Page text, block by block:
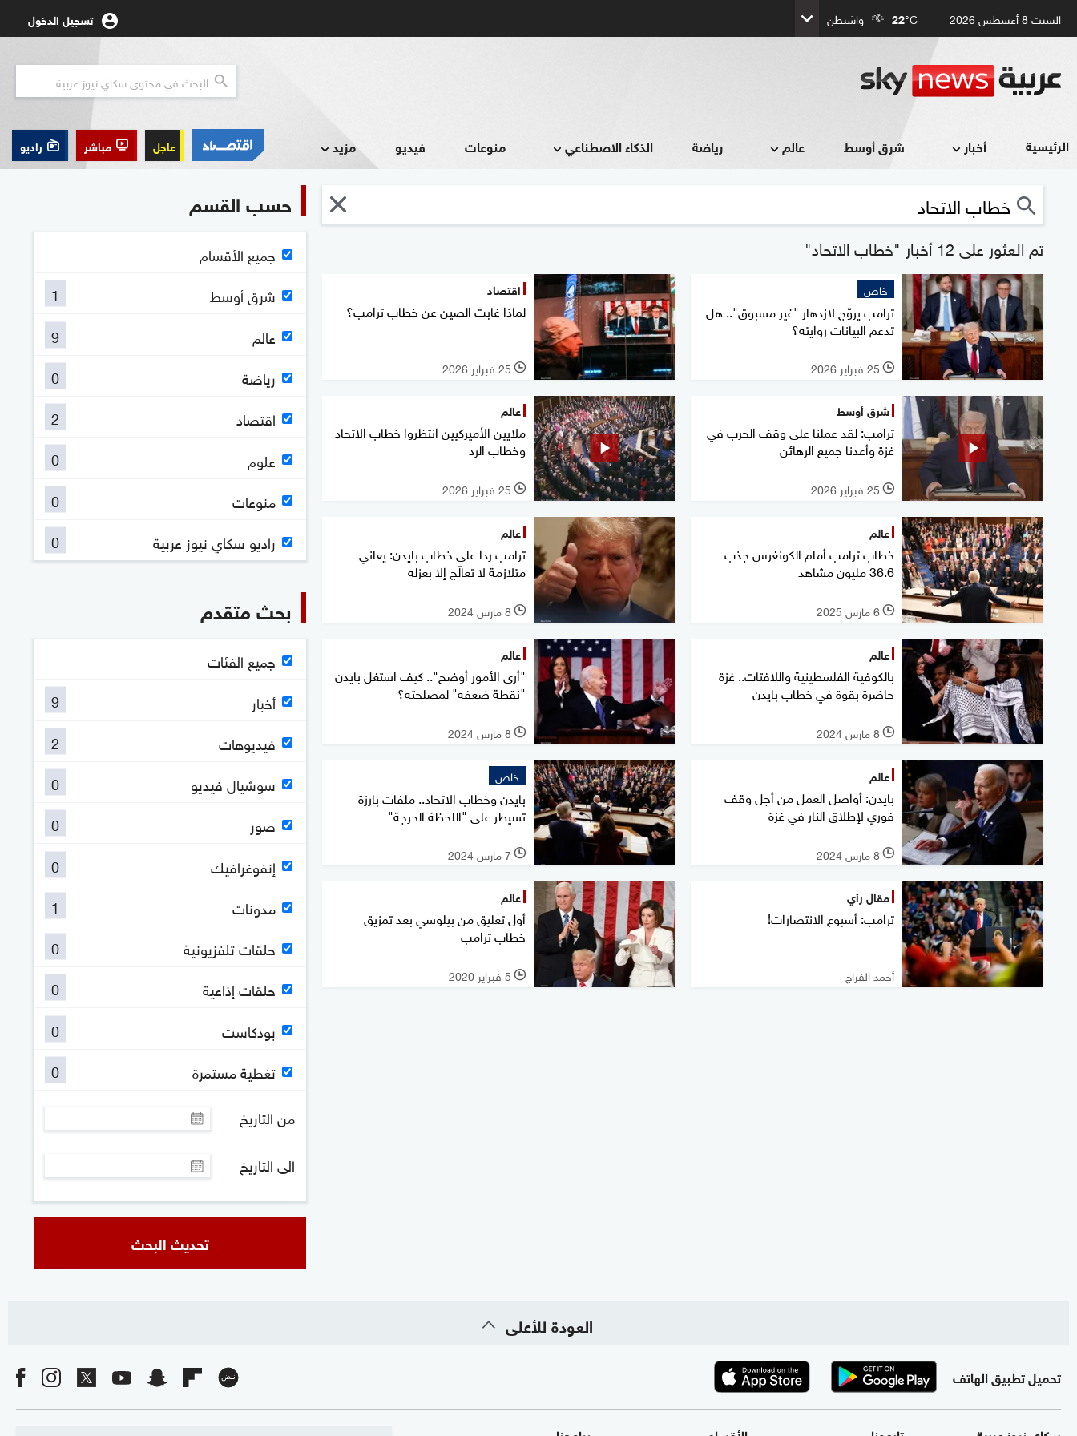
السبت 8 أغسطس 2026 22°C واشنطن تسجيل الدخول
الرئيسية أخبار شرق أوسط عالم رياضة الذكاء الاصطناعي منوعات فيديو مزيد عاجل مباشر راديو
تم العثور على 12 أخبار "خطاب الاتحاد"
خاص
ترامب يروّج لازدهار "غير مسبوق".. هل
تدعم البيانات روايته؟
l 25 فبراير 2026
اقتصاد
لماذا غابت الصين عن خطاب ترامب؟
l 25 فبراير 2026
شرق أوسط
ترامب: لقد عملنا على وقف الحرب في
غزة وأعدنا جميع الرهائن
l 25 فبراير 2026
عالم
ملايين الأميركيين انتظروا خطاب الاتحاد
وخطاب الرد
l 25 فبراير 2026
عالم
خطاب ترامب أمام الكونغرس جذب
36.6 مليون مشاهد
l 6 مارس 2025
عالم
ترامب ردا على خطاب بايدن: يعاني
متلازمة لا تعالَج إلا بعزله
l 8 مارس 2024
عالم
بالكوفية الفلسطينية واللافتات.. غزة
حاضرة بقوة في خطاب بايدن
l 8 مارس 2024
عالم
"أرى الأمور أوضح".. كيف استغل بايدن
"نقطة ضعفه" لمصلحته؟
l 8 مارس 2024
عالم
بايدن: أواصل العمل من أجل وقف
فوري لإطلاق النار في غزة
l 8 مارس 2024
خاص
بايدن وخطاب الاتحاد.. ملفات بارزة
تسيطر على "اللحظة الحرجة"
l 7 مارس 2024
مقال رأي
ترامب: أسبوع الانتصارات!
أحمد الفراج
عالم
أول تعليق من بيلوسي بعد تمزيق
خطاب ترامب
l 5 فبراير 2020
حسب القسم
جميع الأقسام
شرق أوسط
1
عالم
9
رياضة
0
اقتصاد
2
علوم
0
منوعات
0
راديو سكاي نيوز عربية
0
بحث متقدم
جميع الفئات
أخبار
9
فيديوهات
2
سوشيال فيديو
0
صور
0
إنفوغرافيك
0
مدونات
1
حلقات تلفزيونية
0
حلقات إذاعية
0
بودكاست
0
تغطية مستمرة
0
من التاريخ
الى التاريخ
تحديث البحث
العودة للأعلى
تحميل تطبيق الهاتف